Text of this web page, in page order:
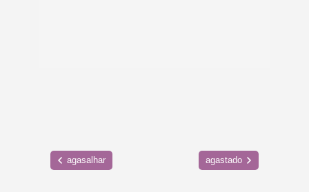
agasalhar agastado